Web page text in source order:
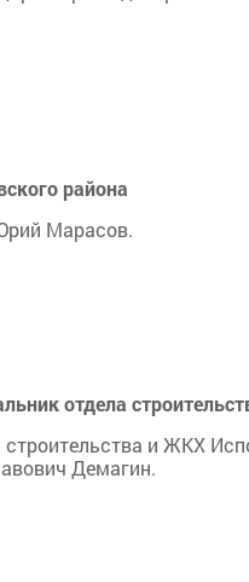
района
Марасов.
отдела
и ЖКХ
Демагин.